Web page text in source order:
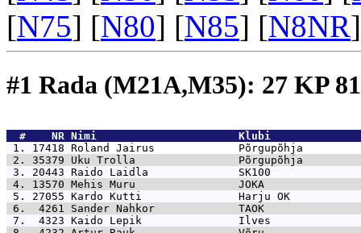
[N75] [N80] [N85] [N8NR
#1 Rada (M21A,M35): 27 KP
  #    NR
Nimi                      Klubi
1. 17418 Roland Jairus             Põrgupõhja
2. 35379 Uku Trolla                Põrgupõhja
3. 20443 Raido Laidla              SK100
4. 13570 Mehis Muru                JOKA
5. 27055 Kardo Kutti               Harju OK
6.  4261 Sander Nahkor             TAOK
7.  4323 Kaido Lepik               Ilves